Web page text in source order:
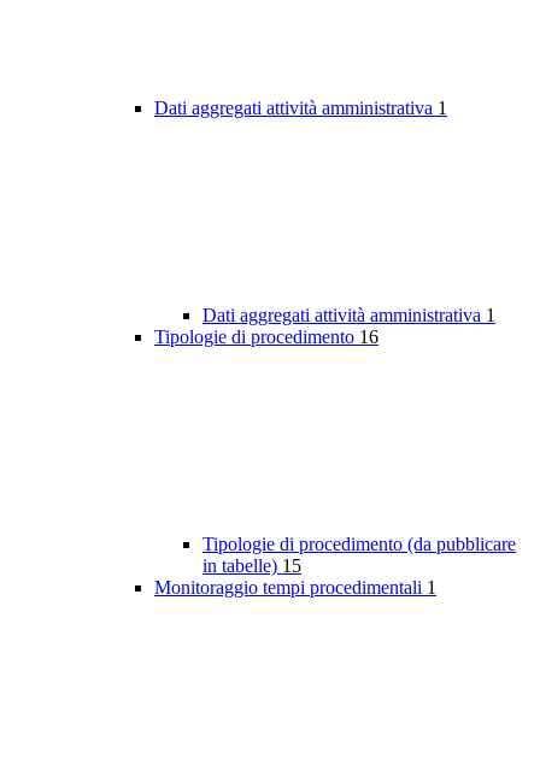
Dati aggregati attività amministrativa 1
Dati aggregati attività amministrativa 1
Tipologie di procedimento 16
Tipologie di procedimento (da pubblicare
in tabelle) 15
Monitoraggio tempi procedimentali 1